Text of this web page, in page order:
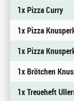
1x Pizza Curry
1x Pizza
1x Pizza
1x Brötchen
1x Treueheft